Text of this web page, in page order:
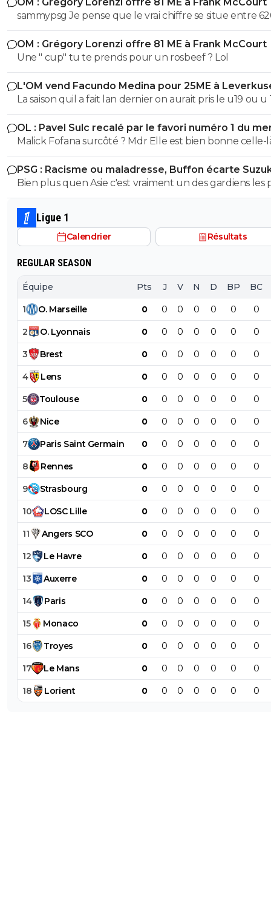
sammypsg Je pense que le vrai chiffre se situe entre
700 M
OM : Grégory Lorenzi offre 81 ME à Frank McCourt
Une " cup" tu te prends pour un rosbeef ? Lol
L'OM vend Facundo Medina pour 25ME à
La saison quil a fait lan dernier on aurait pris le u19 ou u
son poste ils auraient pas fait pire, il a ete blessé plus 1/3
saison et le peu de fois où on l'a vue bah putain...je sais
lors de quel match tu l'a vu bon, moi jai surtout vue
bide et ses croissants a la place des pieds et faire des
duel sur 3..
OL : Pavel Sulc recalé par le favori numéro 1 du
Malick Fofana surcôté ? Mdr Elle est bien bonne
PSG : Racisme ou maladresse, Buffon écarte
Bien plus quen Asie c'est vraiment un des gardiens les
prometteur au monde, et sa coupe du monde plutot réussi
aussi..Ligue 1
Calendrier Résultats
REGULAR SEASON
Équipe Pts J V N D BP BC
1 O. Marseille 0 0 0 0 0 0 0
2 O. Lyonnais 0 0 0 0 0 0 0
3 Brest 0 0 0 0 0 0 0
4 Lens 0 0 0 0 0 0 0
5 Toulouse 0 0 0 0 0 0 0
6 Nice 0 0 0 0 0 0 0
7 Paris Saint Germain 0 0 0 0 0 0 0
8 Rennes 0 0 0 0 0 0 0
9 Strasbourg 0 0 0 0 0 0 0
10 LOSC Lille 0 0 0 0 0 0 0
11 Angers SCO 0 0 0 0 0 0 0
12 Le Havre 0 0 0 0 0 0 0
13 Auxerre 0 0 0 0 0 0 0
14 Paris 0 0 0 0 0 0 0
15 Monaco 0 0 0 0 0 0 0
16 Troyes 0 0 0 0 0 0 0
17 Le Mans 0 0 0 0 0 0 0
18 Lorient 0 0 0 0 0 0 0